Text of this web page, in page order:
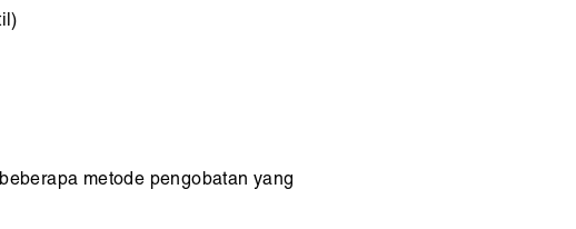
metode pengobatan yang